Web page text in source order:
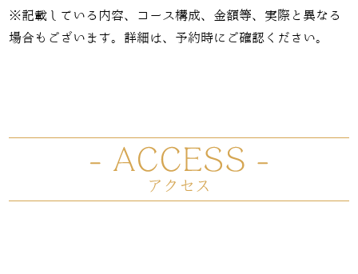
※記載している内容、コース構成、金額等、実際と異なる
場合もございます。詳細は、予約時にご確認ください。